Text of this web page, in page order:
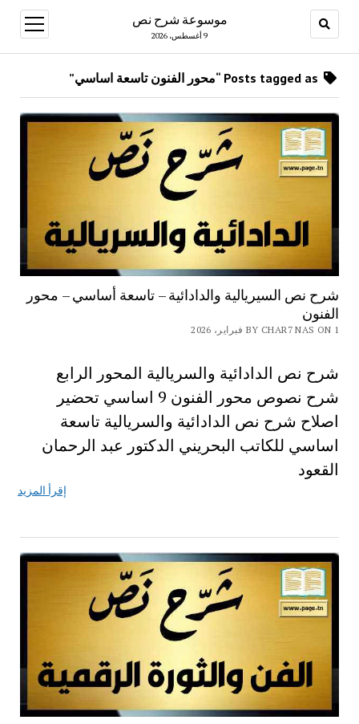
موسوعة شرح نص
9 أغسطس، 2026
open
menu
شرح نص السيريالية والدادائية – تاسعة أساسي – محور
الفنون
BY CHAR7 NAS ON 1 فبراير، 2026
شرح نص الدادائية والسريالية المحور الرابع
شرح نصوص محور الفنون 9 اساسي تحضير
اصلاح شرح نص الدادائية والسريالية تاسعة
اساسي للكاتب البحريني الدكتور عبد الرحمان
القعود
إقرأ المزيد